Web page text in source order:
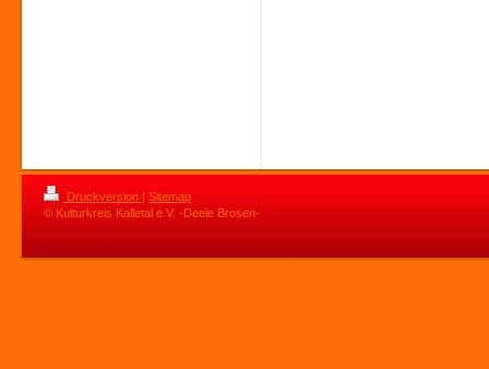
Druckversion | Sitemap
© Kulturkreis Kalletal e.V. -Deele Brosen-